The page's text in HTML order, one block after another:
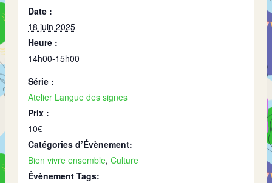
Date :
18 juin 2025
Heure :
14h00-15h00
Série :
Atelier Langue des signes
Prix :
10€
Catégories d’Évènement:
Bien vivre ensemble,Culture
Évènement Tags: